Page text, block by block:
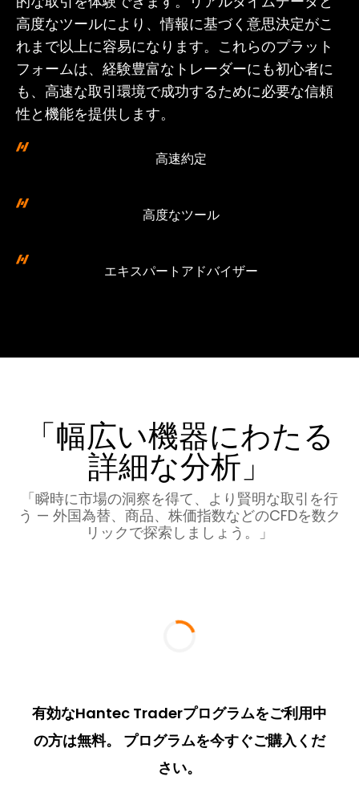
高度なツールにより、情報に基づく意思決定がこ
れまで以上に容易になります。これらのプラット
フォームは、経験豊富なトレーダーにも初心者に
も、高速な取引環境で成功するために必要な信頼
性と機能を提供します。
高速約定
高度なツール
エキスパートアドバイザー
「幅広い機器にわたる
詳細な分析」
「瞬時に市場の洞察を得て、より賢明な取引を行
う — 外国為替、商品、株価指数などのCFDを数ク
リックで探索しましょう。」
有効なHantec Traderプログラムをご利用中
の方は無料。 プログラムを今すぐご購入くだ
さい。